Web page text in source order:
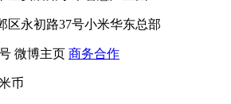
区永初路37号小米华东总部
微博主页 商务合作
币